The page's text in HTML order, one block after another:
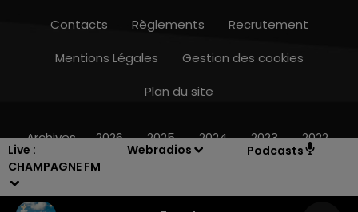
Live :
CHAMPAGNE FM
Webradios Podcasts
Contacts Règlements
Recrutement
Mentions Légales
Gestion des cookies
Plan du site
Archives 2026 2025 2024 2023 2022